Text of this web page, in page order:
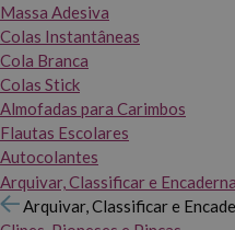
Massa Adesiva
Colas Instantâneas
Cola Branca
Colas Stick
Almofadas para Carimbos
Flautas Escolares
Autocolantes
Arquivar, Classificar e
Arquivar, Classificar e